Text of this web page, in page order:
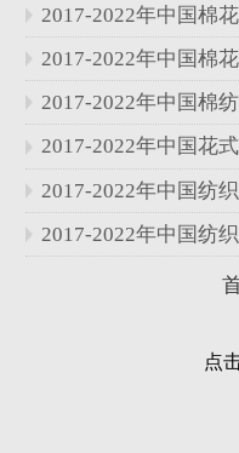
资可行性研究报告
2017-2022年中国棉
报告
2017-2022年中国棉
究报告
2017-2022年中国棉
析报告
2017-2022年中国花
告
2017-2022年中国纺
究报告
2017-2022年中国纺
点